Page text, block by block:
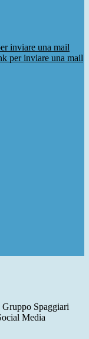
inviare una mail
per inviare una mail
Spaggiari
Media